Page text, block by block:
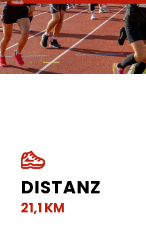
DISTANZ
21,1 KM